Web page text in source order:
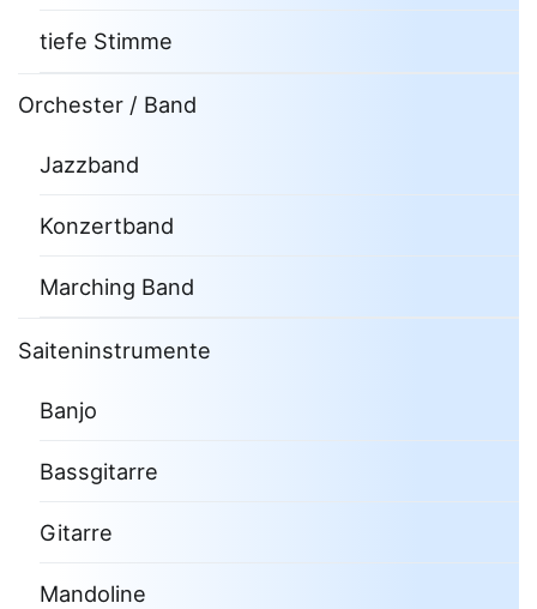
tiefe Stimme
Orchester / Band
Jazzband
Konzertband
Marching Band
Saiteninstrumente
Banjo
Bassgitarre
Gitarre
Mandoline